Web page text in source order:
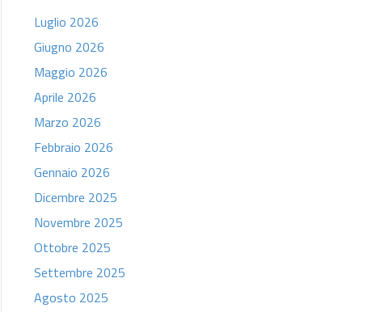
Luglio 2026
Giugno 2026
Maggio 2026
Aprile 2026
Marzo 2026
Febbraio 2026
Gennaio 2026
Dicembre 2025
Novembre 2025
Ottobre 2025
Settembre 2025
Agosto 2025